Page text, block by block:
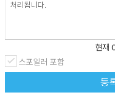
지나지 않아 어떤 운명을 맞이했는
는다는 사실을 숙연한 마음으로 되
변혁과 같은 커다란 전환은 결국
체적으로 어떻게 전개될지는 확언할
에 이 책에서 언급하는 주요 제품들
현실과 환상의 구별 능력이 사라
경쟁자보다 앞서, 당신의 첫 고객
에 들어오기 전에 이를 준비하는
현재
스포일러 포함
등